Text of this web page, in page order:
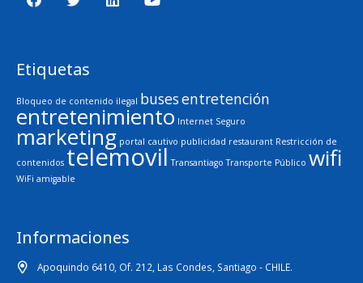
Etiquetas
Bloqueo de contenido ilegal busesentretención
entretenimiento Internet Seguro
marketing portal cautivo publicidad restaurant Restricción de
contenidos telemovil Transantiago Transporte Público wifi
WiFi amigable
Informaciones
Apoquindo 6410, Of. 212, Las Condes, Santiago - CHILE.